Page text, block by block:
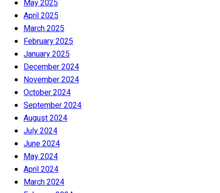
May 2025
April 2025
March 2025
February 2025
January 2025
December 2024
November 2024
October 2024
September 2024
August 2024
July 2024
June 2024
May 2024
April 2024
March 2024